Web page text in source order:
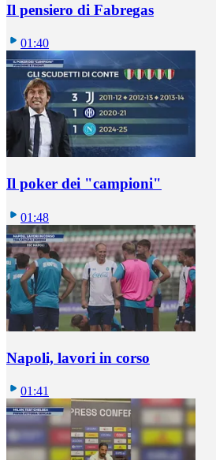
Il pensiero di Fabregas
01:40
Il poker dei "campioni"
01:48
Napoli, lavori in corso
01:41